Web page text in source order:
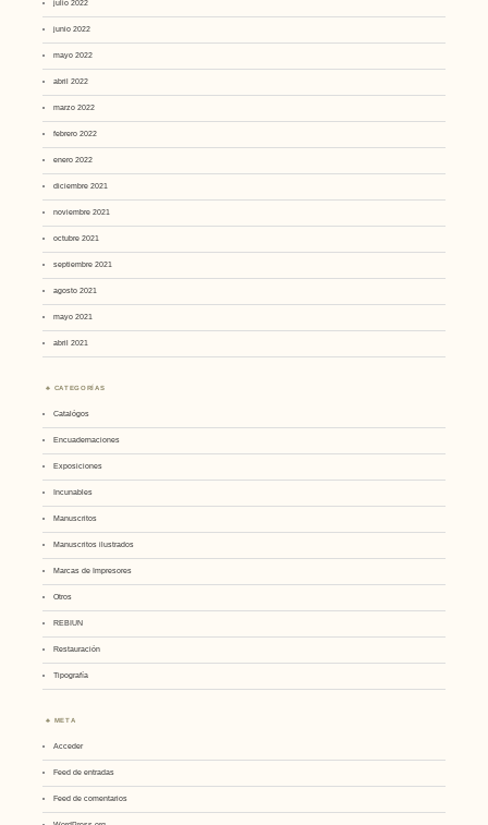
julio 2022
junio 2022
mayo 2022
abril 2022
marzo 2022
febrero 2022
enero 2022
diciembre 2021
noviembre 2021
octubre 2021
septiembre 2021
agosto 2021
mayo 2021
abril 2021
CATEGORÍAS
Catalógos
Encuadernaciones
Exposiciones
Incunables
Manuscritos
Manuscritos ilustrados
Marcas de Impresores
Otros
REBIUN
Restauración
Tipografía
META
Acceder
Feed de entradas
Feed de comentarios